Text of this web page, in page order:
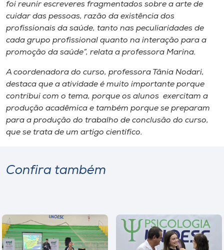
Unoesc
Store
Selecione
A+
A-
foi reunir escreveres fragmentados sobre a arte de
cuidar das pessoas, razão da existência dos
profissionais da saúde, tanto nas peculiaridades de
cada grupo profissional quanto na interação para a
promoção da saúde”, relata a professora Marina.
A coordenadora do curso, professora Tânia Nodari,
destaca que a atividade é muito importante porque
contribui com o tema, porque os alunos exercitam a
produção acadêmica e também porque se preparam
para a produção do trabalho de conclusão do curso,
que se trata de um artigo científico.
Confira também